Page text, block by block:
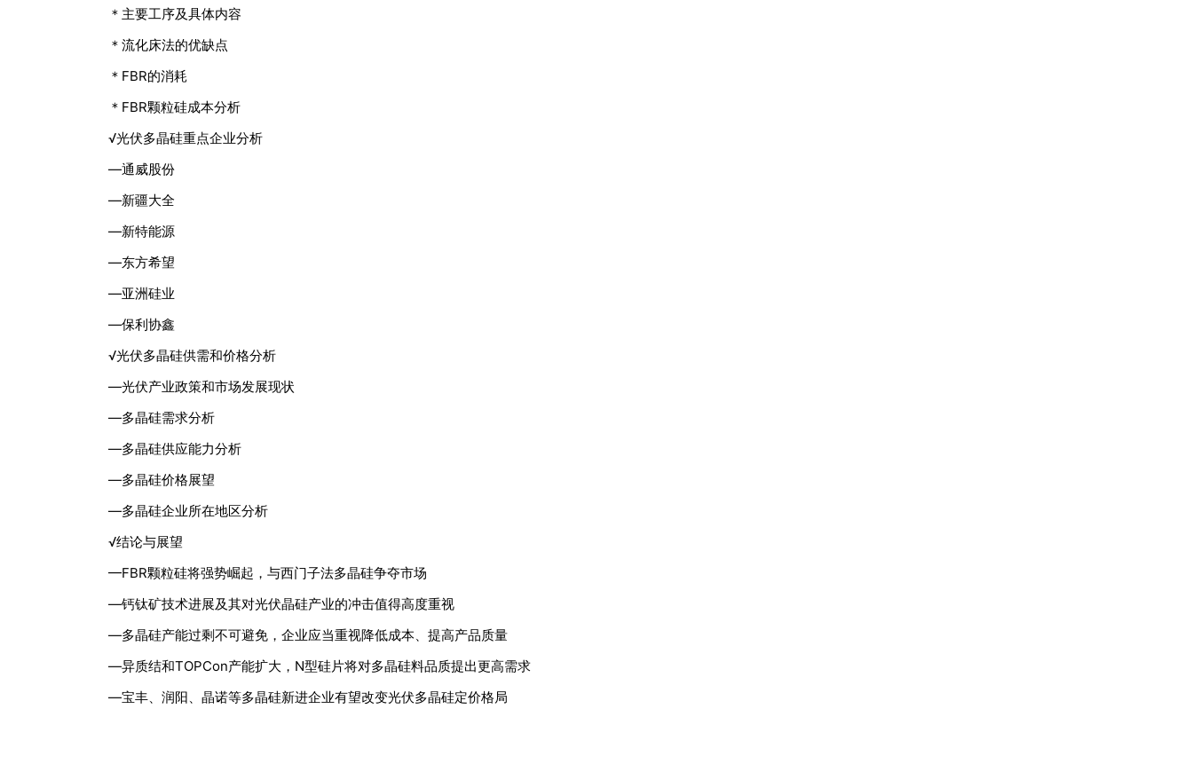
＊主要工序及具体内容
＊流化床法的优缺点
＊FBR的消耗
＊FBR颗粒硅成本分析
√光伏多晶硅重点企业分析
—通威股份
—新疆大全
—新特能源
—东方希望
—亚洲硅业
—保利协鑫
√光伏多晶硅供需和价格分析
—光伏产业政策和市场发展现状
—多晶硅需求分析
—多晶硅供应能力分析
—多晶硅价格展望
—多晶硅企业所在地区分析
√结论与展望
—FBR颗粒硅将强势崛起，与西门子法多晶硅争夺市场
—钙钛矿技术进展及其对光伏晶硅产业的冲击值得高度重视
—多晶硅产能过剩不可避免，企业应当重视降低成本、提高产品质量
—异质结和TOPCon产能扩大，N型硅片将对多晶硅料品质提出更高需求
—宝丰、润阳、晶诺等多晶硅新进企业有望改变光伏多晶硅定价格局